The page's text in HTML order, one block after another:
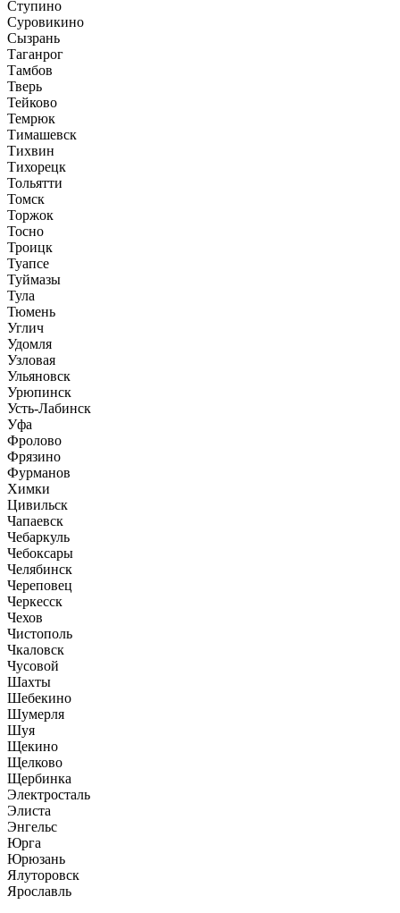
Ступино
Суровикино
Сызрань
Таганрог
Тамбов
Тверь
Тейково
Темрюк
Тимашевск
Тихвин
Тихорецк
Тольятти
Томск
Торжок
Тосно
Троицк
Туапсе
Туймазы
Тула
Тюмень
Углич
Удомля
Узловая
Ульяновск
Урюпинск
Усть-Лабинск
Уфа
Фролово
Фрязино
Фурманов
Химки
Цивильск
Чапаевск
Чебаркуль
Чебоксары
Челябинск
Череповец
Черкесск
Чехов
Чистополь
Чкаловск
Чусовой
Шахты
Шебекино
Шумерля
Шуя
Щекино
Щелково
Щербинка
Электросталь
Элиста
Энгельс
Юрга
Юрюзань
Ялуторовск
Ярославль